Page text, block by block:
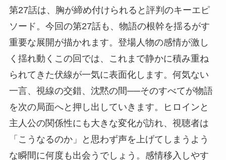
第27話は、胸が締め付けられると評判のキーエピ
ソード。今回の第27話も、物語の根幹を揺るがす
重要な展開が描かれます。登場人物の感情が激し
く揺れ動くこの回では、これまで静かに積み重ね
られてきた伏線が一気に表面化します。何気ない
一言、視線の交錯、沈黙の間──そのすべてが物語
を次の局面へと押し出していきます。ヒロインと
主人公の関係性にも大きな変化が訪れ、視聴者は
「こうなるのか」と思わず声を上げてしまうよう
な瞬間に何度も出会うでしょう。感情移入しやす